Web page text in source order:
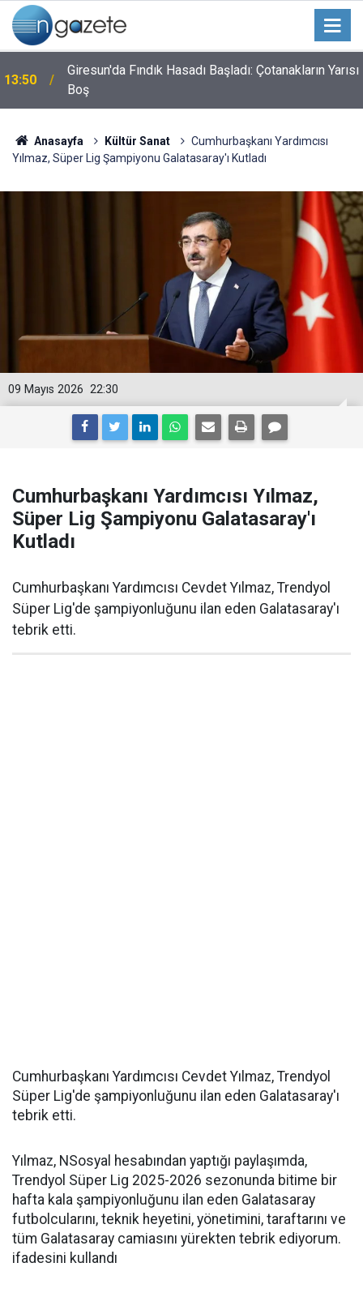
13:50
Giresun'da Fındık Hasadı Başladı: Çotanakların Yarısı
Boş
Anasayfa Kültür Sanat
Cumhurbaşkanı Yardımcısı
Yılmaz, Süper Lig Şampiyonu Galatasaray'ı Kutladı
22:30
09 Mayıs 2026
Cumhurbaşkanı Yardımcısı Yılmaz,
Süper Lig Şampiyonu Galatasaray'ı
Kutladı
Cumhurbaşkanı Yardımcısı Cevdet Yılmaz, Trendyol
Süper Lig'de şampiyonluğunu ilan eden Galatasaray'ı
tebrik etti.
Cumhurbaşkanı Yardımcısı Cevdet Yılmaz, Trendyol
Süper Lig'de şampiyonluğunu ilan eden Galatasaray'ı
tebrik etti.
Yılmaz, NSosyal hesabından yaptığı paylaşımda,
Trendyol Süper Lig 2025-2026 sezonunda bitime bir
hafta kala şampiyonluğunu ilan eden Galatasaray
futbolcularını, teknik heyetini, yönetimini, taraftarını ve
tüm Galatasaray camiasını yürekten tebrik ediyorum.
ifadesini kullandı